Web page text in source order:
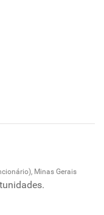
Minas Gerais